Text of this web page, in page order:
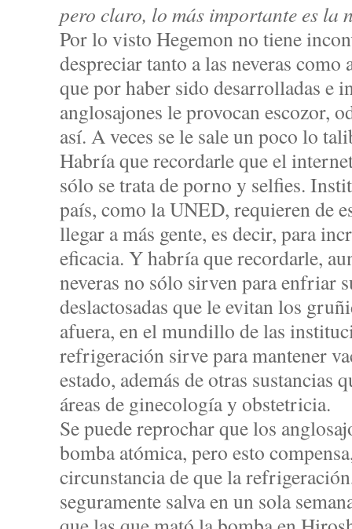
pero claro, lo más importante es la
Por lo visto Hegemon no tiene
despreciar tanto a las neveras
que por haber sido desarrolladas e
anglosajones le provocan escozor,
así. A veces se le sale un poco lo
Habría que recordarle que el
sólo se trata de porno y selfies.
país, como la UNED, requieren de
llegar a más gente, es decir, para
eficacia. Y habría que recordarle,
neveras no sólo sirven para enfriar
deslactosadas que le evitan los
afuera, en el mundillo de las
refrigeración sirve para mantener
estado, además de otras sustancias
áreas de ginecología y obstetricia.
Se puede reprochar que los
bomba atómica, pero esto
circunstancia de que la
seguramente salva en un sola